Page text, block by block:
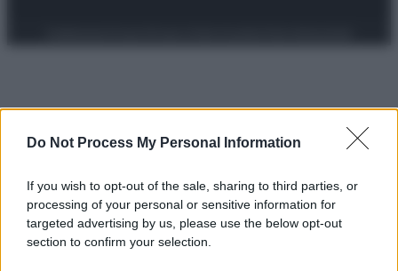
Do Not Process My Personal Information
If you wish to opt-out of the sale, sharing to third parties, or
processing of your personal or sensitive information for
targeted advertising by us, please use the below opt-out
section to confirm your selection.